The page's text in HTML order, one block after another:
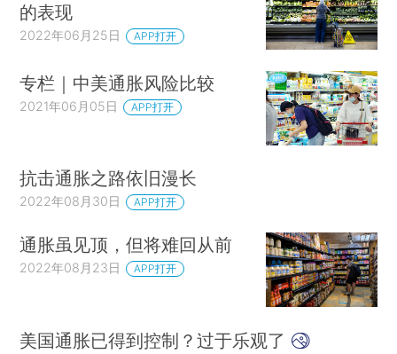
的表现
2022年06月25日 APP打开
专栏｜中美通胀风险比较
2021年06月05日 APP打开
抗击通胀之路依旧漫长
2022年08月30日 APP打开
通胀虽见顶，但将难回从前
2022年08月23日 APP打开
美国通胀已得到控制？过于乐观了